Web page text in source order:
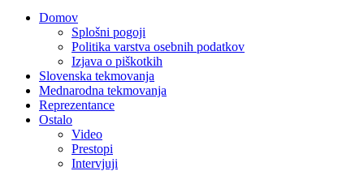
Domov
Splošni pogoji
Politika varstva osebnih podatkov
Izjava o piškotkih
Slovenska tekmovanja
Mednarodna tekmovanja
Reprezentance
Ostalo
Video
Prestopi
Intervjuji